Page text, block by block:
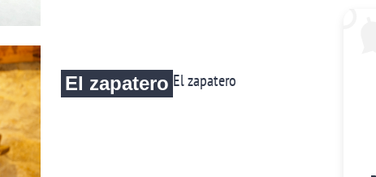
El zapatero El zapatero